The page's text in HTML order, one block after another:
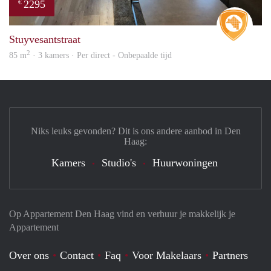
€ 2295
Stuyvesantstraat
85 m2 · 3 kamers · Per direct - Onbepaalde tijd
Op Appartement Den Haag vind en verhuur je makkelijk je
Appartement
Over ons Contact Faq Voor Makelaars Partners
Niks leuks gevonden? Dit is ons andere aanbod in Den
Haag:
Kamers Studio's Huurwoningen